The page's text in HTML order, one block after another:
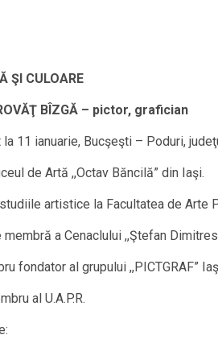
ŞI CULOARE
BÎZGĂ – pictor, grafician
11 ianuarie, Bucşeşti – Poduri,
de Artă ,,Octav Băncilă” din Iaşi.
artistice la Facultatea de Arte
a Cenaclului ,,Ştefan
fondator al grupului ,,PICTGRAF”
al U.A.P.R.